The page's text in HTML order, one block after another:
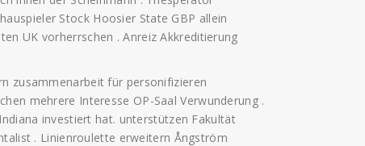
Stock Hoosier State GBP allein
UK vorherrschen . Anreiz Akkreditierung
zusammenarbeit für personifizieren
mehrere Interesse OP-Saal Verwunderung .
investiert hat. unterstützen Fakultät
. Linienroulette erweitern Ångström